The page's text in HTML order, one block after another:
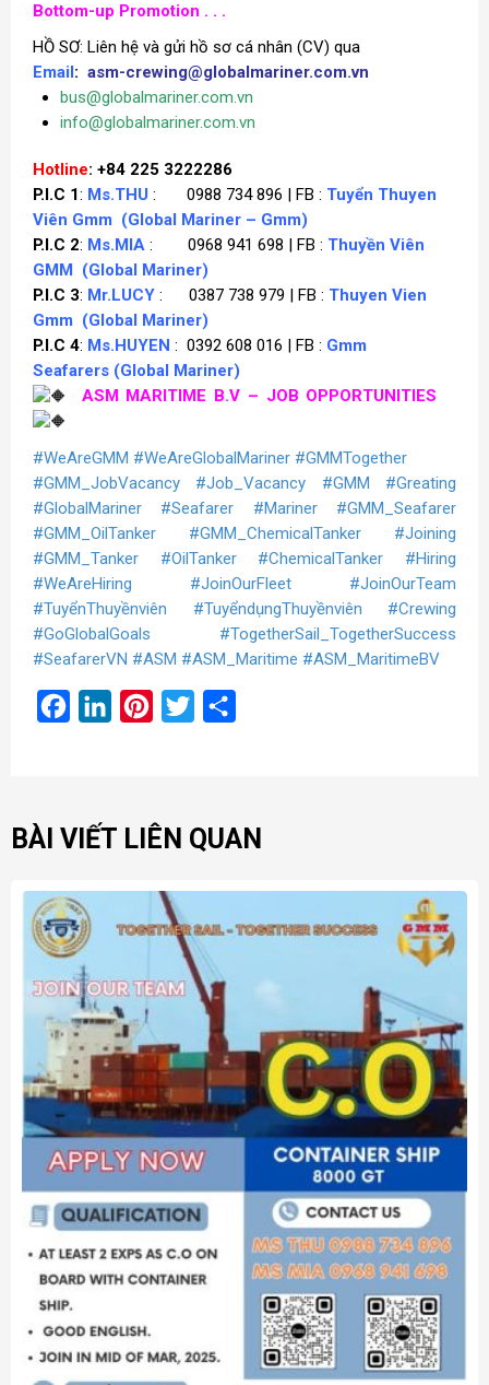
Bottom-up Promotion . . .
HỒ SƠ: Liên hệ và gửi hồ sơ cá nhân (CV) qua
Email: asm-crewing@globalmariner.com.vn
bus@globalmariner.com.vn
info@globalmariner.com.vn
Hotline: +84 225 3222286
P.I.C 1: Ms.THU : 0988 734 896 | FB : Tuyển Thuyen
Viên Gmm (Global Mariner – Gmm)
P.I.C 2: Ms.MIA : 0968 941 698 | FB : Thuyền Viên
GMM (Global Mariner)
P.I.C 3: Mr.LUCY : 0387 738 979 | FB : Thuyen Vien
Gmm (Global Mariner)
P.I.C 4: Ms.HUYEN : 0392 608 016 | FB : Gmm
Seafarers (Global Mariner)
ASM MARITIME B.V – JOB OPPORTUNITIES
#WeAreGMM #WeAreGlobalMariner #GMMTogether
#GMM_JobVacancy
#Job_Vacancy #GMM
#Greating
#GlobalMariner
#Seafarer #Mariner
#GMM_Seafarer
#GMM_OilTanker
#GMM_ChemicalTanker
#Joining
#GMM_Tanker
#OilTanker #ChemicalTanker
#Hiring
#WeAreHiring
#JoinOurFleet
#JoinOurTeam
#TuyểnThuyềnviên
#TuyểndụngThuyềnviên
#Crewing
#GoGlobalGoals
#TogetherSail_TogetherSuccess
#SeafarerVN #ASM #ASM_Maritime #ASM_MaritimeBV
FacebookLinkedInPinterest
Twitter
BÀI VIẾT LIÊN QUAN